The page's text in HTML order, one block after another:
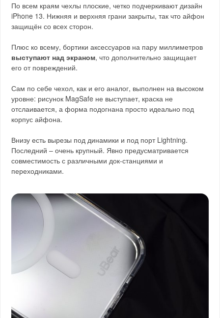
По всем краям чехлы плоские, четко подчеркивают дизайн
iPhone 13. Нижняя и верхняя грани закрыты, так что айфон
защищён со всех сторон.
Плюс ко всему, бортики аксессуаров на пару миллиметров
выступают над экраном, что дополнительно защищает
его от повреждений.
Сам по себе чехол, как и его аналог, выполнен на высоком
уровне: рисунок MagSafe не выступает, краска не
отслаивается, а форма подогнана просто идеально под
корпус айфона.
Внизу есть вырезы под динамики и под порт Lightning.
Последний – очень крупный. Явно предусматривается
совместимость с различными док-станциями и
переходниками.